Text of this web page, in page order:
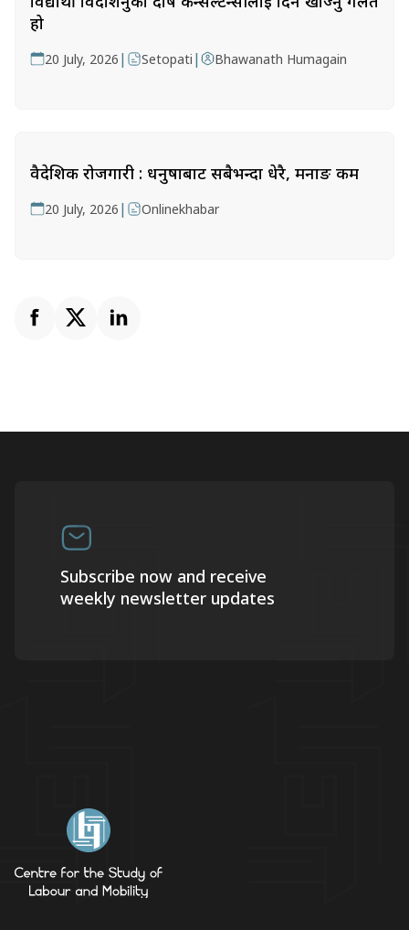
हो
20 July, 2026 | Setopati | Bhawanath Humagain
वैदेशिक रोजगारी : धनुषाबाट सबैभन्दा धेरै, मनाङ कम
20 July, 2026 | Onlinekhabar
Subscribe now and receive
weekly newsletter updates